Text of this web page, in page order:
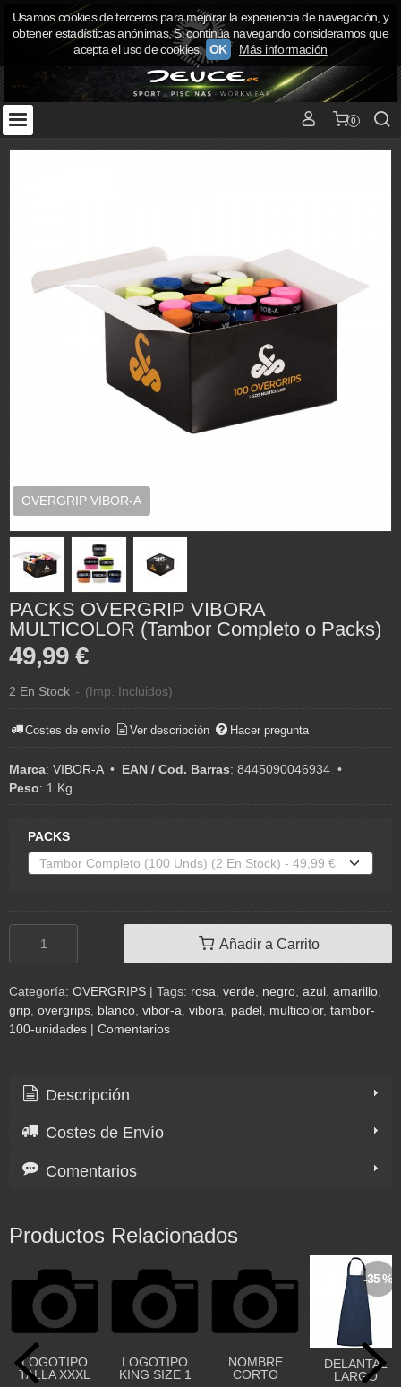
0
OVERGRIP VIBOR-A
PACKS OVERGRIP VIBORA
MULTICOLOR (Tambor Completo o Packs)
49,99 €
2 En Stock - (Imp. Incluidos)
Costes de envío Ver descripción Hacer pregunta
Marca: VIBOR-A• EAN / Cod. Barras: 8445090046934 •
Peso: 1 Kg
PACKS
Añadir a Carrito
Categoría: OVERGRIPS | Tags: rosa verde negro azul amarillo
grip overgrips blanco vibor-a vibora padel multicolor tambor-
100-unidades | Comentarios
Descripción
Costes de Envío
Comentarios
Productos Relacionados
LOGOTIPO
TALLA XXXL
LOGOTIPO
KING SIZE 1
NOMBRE
CORTO
-35 %
DELANTAL
LARGO
Usamos cookies de terceros para mejorar la experiencia de navegación, y
obtener estadísticas anónimas. Si continúa navegando consideramos que
acepta el uso de cookies. OK Más información